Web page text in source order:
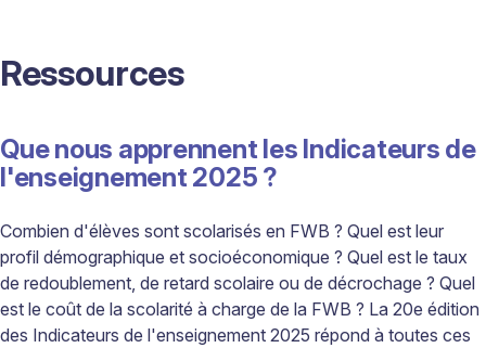
Ressources
Que nous apprennent les Indicateurs de
l'enseignement 2025 ?
Combien d'élèves sont scolarisés en FWB ? Quel est leur
profil démographique et socioéconomique ? Quel est le taux
de redoublement, de retard scolaire ou de décrochage ? Quel
est le coût de la scolarité à charge de la FWB ? La 20e édition
des Indicateurs de l'enseignement 2025 répond à toutes ces